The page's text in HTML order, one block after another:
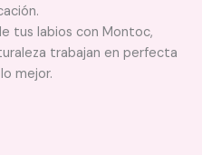
tus labios con Montoc,
trabajan en perfecta
mejor.